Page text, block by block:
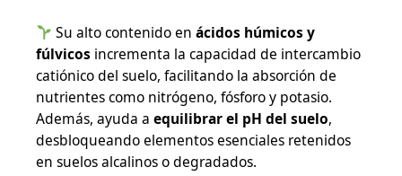
Su alto contenido en ácidos húmicos y
fúlvicos incrementa la capacidad de intercambio
catiónico del suelo, facilitando la absorción de
nutrientes como nitrógeno, fósforo y potasio.
Además, ayuda a equilibrar el pH del suelo,
desbloqueando elementos esenciales retenidos
en suelos alcalinos o degradados.